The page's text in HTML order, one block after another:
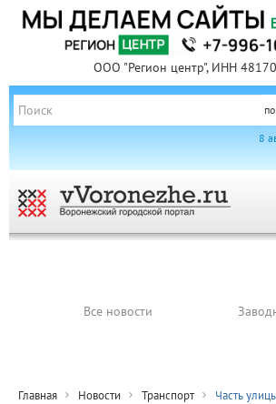
ООО "Регион центр", ИНН
8
Все новости
Главная Новости Транспорт
Часть